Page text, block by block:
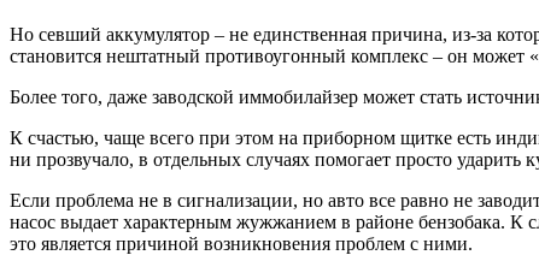
Но севший аккумулятор – не единственная причина, из-за
становится нештатный противоугонный комплекс – он может
Более того, даже заводской иммобилайзер может стать
К счастью, чаще всего при этом на приборном щитке есть
ни прозвучало, в отдельных случаях помогает просто ударить
Если проблема не в сигнализации, но авто все равно не
насос выдает характерным жужжанием в районе бензобака. К
это является причиной возникновения проблем с ними.